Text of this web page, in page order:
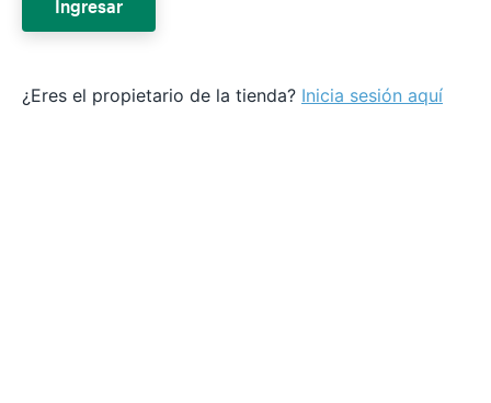
¿Eres el propietario de la tienda? Inicia sesión aquí